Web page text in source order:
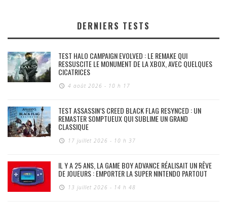
DERNIERS TESTS
TEST HALO CAMPAIGN EVOLVED : LE REMAKE QUI
RESSUSCITE LE MONUMENT DE LA XBOX, AVEC QUELQUES
CICATRICES
4 août 2026 - 10 h 17
TEST ASSASSIN’S CREED BLACK FLAG RESYNCED : UN
REMASTER SOMPTUEUX QUI SUBLIME UN GRAND
CLASSIQUE
17 juillet 2026 - 10 h 37
IL Y A 25 ANS, LA GAME BOY ADVANCE RÉALISAIT UN RÊVE
DE JOUEURS : EMPORTER LA SUPER NINTENDO PARTOUT
13 juillet 2026 - 14 h 48